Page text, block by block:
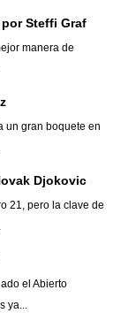
Steffi Graf
manera de
un gran boquete en
Djokovic
21, pero la clave de
el Abierto